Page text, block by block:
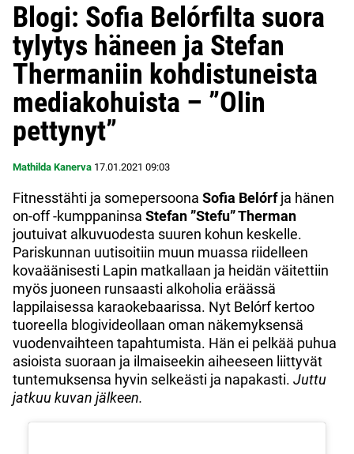
Blogi: Sofia Belórfilta suora
tylytys häneen ja Stefan
Thermaniin kohdistuneista
mediakohuista – ”Olin
pettynyt”
Mathilda Kanerva 17.01.2021 09:03
Fitnesstähti ja somepersoona Sofia Belórfja hänen
on-off -kumppaninsa Stefan ”Stefu” Therman
joutuivat alkuvuodesta suuren kohun keskelle.
Pariskunnan uutisoitiin muun muassa riidelleen
kovaäänisesti Lapin matkallaan ja heidän väitettiin
myös juoneen runsaasti alkoholia eräässä
lappilaisessa karaokebaarissa. Nyt Belórf kertoo
tuoreella blogivideollaan oman näkemyksensä
vuodenvaihteen tapahtumista. Hän ei pelkää puhua
asioista suoraan ja ilmaiseekin aiheeseen liittyvät
tuntemuksensa hyvin selkeästi ja napakasti. Juttu
jatkuu kuvan jälkeen.